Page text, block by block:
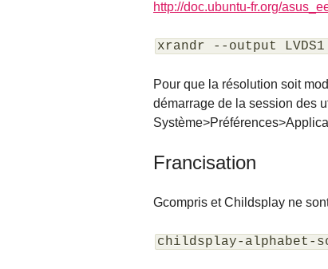
http://doc.ubuntu-fr.org/
xrandr --output
Pour que la résolution soit
démarrage de la session des
Francisation
Gcompris et Childsplay ne
childsplay-alphabet-